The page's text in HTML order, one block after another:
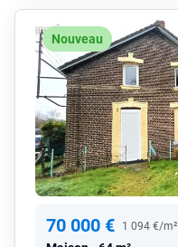
Nouveau
70 000 € 1 094 €/m²